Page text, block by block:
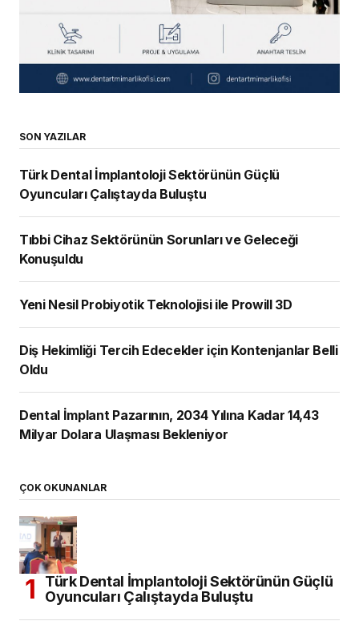
SON YAZILAR
Türk Dental İmplantoloji Sektörünün Güçlü
Oyuncuları Çalıştayda Buluştu
Tıbbi Cihaz Sektörünün Sorunları ve Geleceği
Konuşuldu
Yeni Nesil Probiyotik Teknolojisi ile Prowill 3D
Diş Hekimliği Tercih Edecekler için Kontenjanlar Belli
Oldu
Dental İmplant Pazarının, 2034 Yılına Kadar 14,43
Milyar Dolara Ulaşması Bekleniyor
ÇOK OKUNANLAR
Türk Dental İmplantoloji Sektörünün Güçlü
Oyuncuları Çalıştayda Buluştu